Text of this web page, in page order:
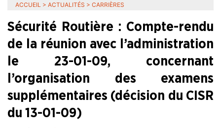
ACCUEIL > ACTUALITÉS > CARRIÈRES
Sécurité Routière : Compte-rendu
de la réunion avec l’administration
le 23-01-09, concernant
l’organisation des examens
supplémentaires (décision du CISR
du 13-01-09)